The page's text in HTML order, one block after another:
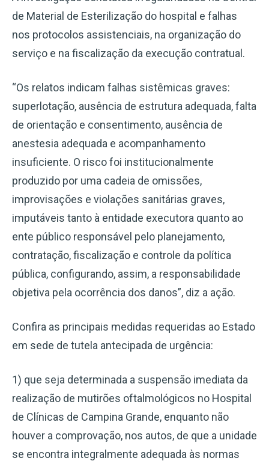
de Material de Esterilização do hospital e falhas
nos protocolos assistenciais, na organização do
serviço e na fiscalização da execução contratual.
“Os relatos indicam falhas sistêmicas graves:
superlotação, ausência de estrutura adequada, falta
de orientação e consentimento, ausência de
anestesia adequada e acompanhamento
insuficiente. O risco foi institucionalmente
produzido por uma cadeia de omissões,
improvisações e violações sanitárias graves,
imputáveis tanto à entidade executora quanto ao
ente público responsável pelo planejamento,
contratação, fiscalização e controle da política
pública, configurando, assim, a responsabilidade
objetiva pela ocorrência dos danos”, diz a ação.
Confira as principais medidas requeridas ao Estado
em sede de tutela antecipada de urgência:
1) que seja determinada a suspensão imediata da
realização de mutirões oftalmológicos no Hospital
de Clínicas de Campina Grande, enquanto não
houver a comprovação, nos autos, de que a unidade
se encontra integralmente adequada às normas